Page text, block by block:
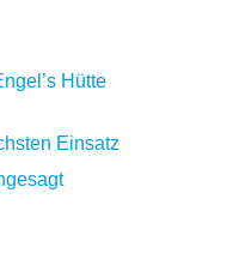
Hütte
Einsatz